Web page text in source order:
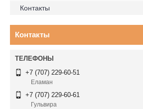
Контакты
Контакты
+7 (707) 229-60-51
Еламан
+7 (707) 229-60-61
Гульвира